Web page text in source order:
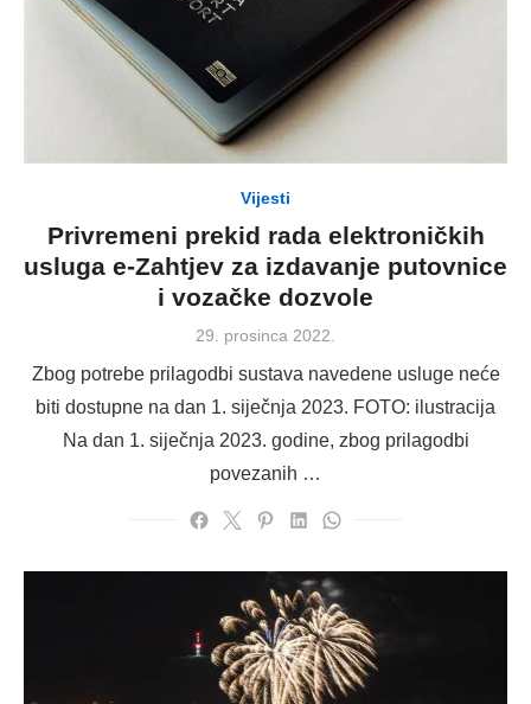
Vijesti
Privremeni prekid rada elektroničkih
usluga e-Zahtjev za izdavanje putovnice
i vozačke dozvole
Posted
29. prosinca 2022.
Zbog potrebe prilagodbi sustava navedene usluge neće
biti dostupne na dan 1. siječnja 2023. FOTO: ilustracija
Na dan 1. siječnja 2023. godine, zbog prilagodbi
povezanih …